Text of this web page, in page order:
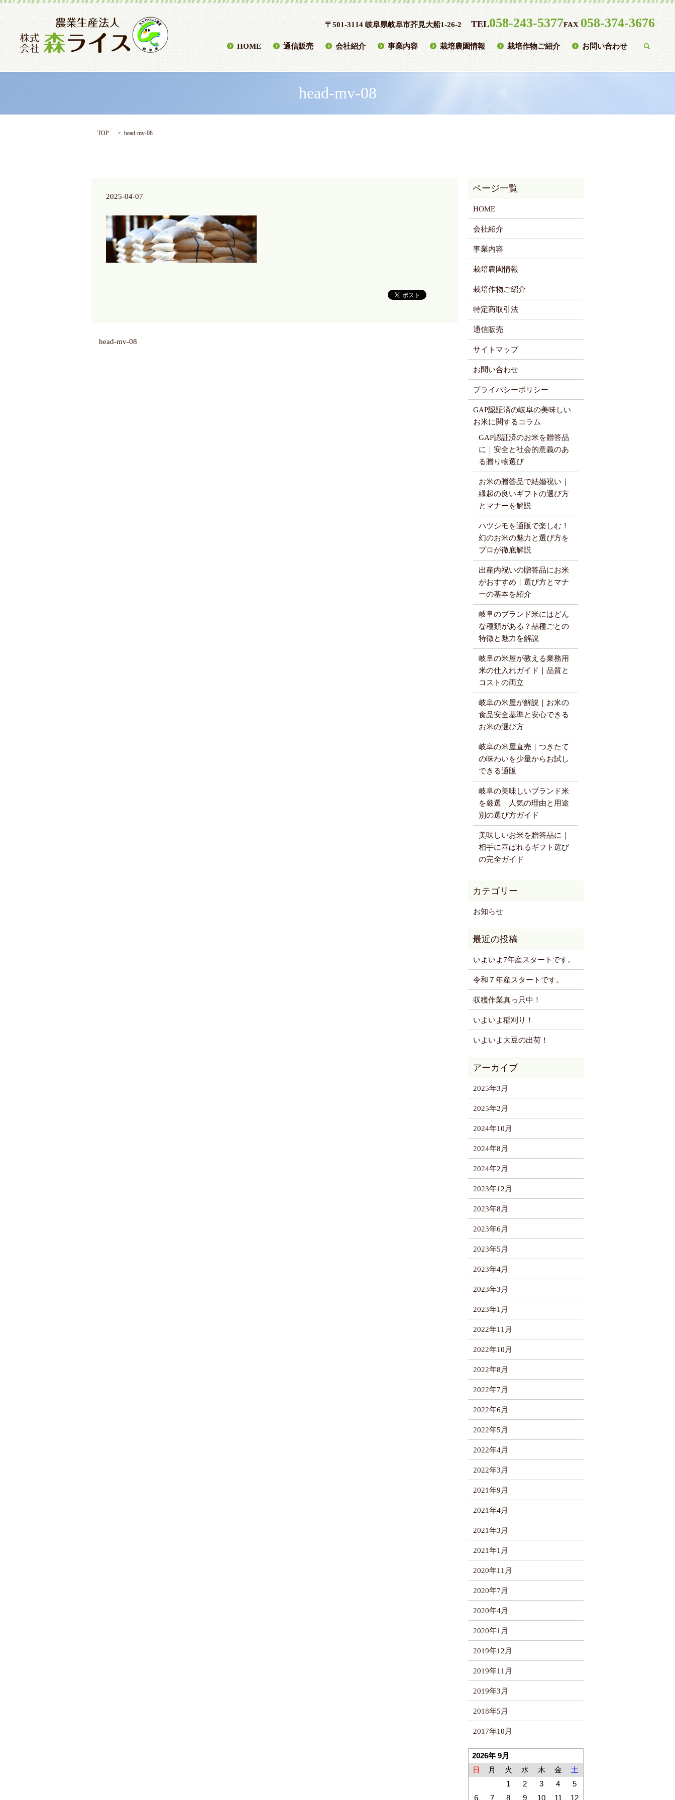
〒501-3114 岐阜県岐阜市芥見大船1-26-2 TEL058-243-5377FAX 058-374-3676
HOME 通信販売 会社紹介 事業内容 栽培農園情報 栽培作物ご紹介 お問い合わせ
head-mv-08
TOP head-mv-08
2025-04-07
head-mv-08
HOME
会社紹介
事業内容
栽培農園情報
栽培作物ご紹介
特定商取引法
通信販売
サイトマップ
お問い合わせ
プライバシーポリシー
GAP認証済の岐阜の美味しい
お米に関するコラム
GAP認証済のお米を贈答品
に｜安全と社会的意義のあ
る贈り物選び
お米の贈答品で結婚祝い｜
縁起の良いギフトの選び方
とマナーを解説
ハツシモを通販で楽しむ！
幻のお米の魅力と選び方を
プロが徹底解説
出産内祝いの贈答品にお米
がおすすめ｜選び方とマナ
ーの基本を紹介
岐阜のブランド米にはどん
な種類がある？品種ごとの
特徴と魅力を解説
岐阜の米屋が教える業務用
米の仕入れガイド｜品質と
コストの両立
岐阜の米屋が解説｜お米の
食品安全基準と安心できる
お米の選び方
岐阜の米屋直売｜つきたて
の味わいを少量からお試し
できる通販
岐阜の美味しいブランド米
を厳選｜人気の理由と用途
別の選び方ガイド
美味しいお米を贈答品に｜
相手に喜ばれるギフト選び
の完全ガイド
お知らせ
いよいよ7年産スタートです。
令和７年産スタートです。
収穫作業真っ只中！
いよいよ稲刈り！
いよいよ大豆の出荷！
2025年3月
2025年2月
2024年10月
2024年8月
2024年2月
2023年12月
2023年8月
2023年6月
2023年5月
2023年4月
2023年3月
2023年1月
2022年11月
2022年10月
2022年8月
2022年7月
2022年6月
2022年5月
2022年4月
2022年3月
2021年9月
2021年4月
2021年3月
2021年1月
2020年11月
2020年7月
2020年4月
2020年1月
2019年12月
2019年11月
2019年3月
2018年5月
2017年10月
2026年 9月
日
月 火 水 木 金
土
1
2 3 4
5
6
7 8 9 10 11 12